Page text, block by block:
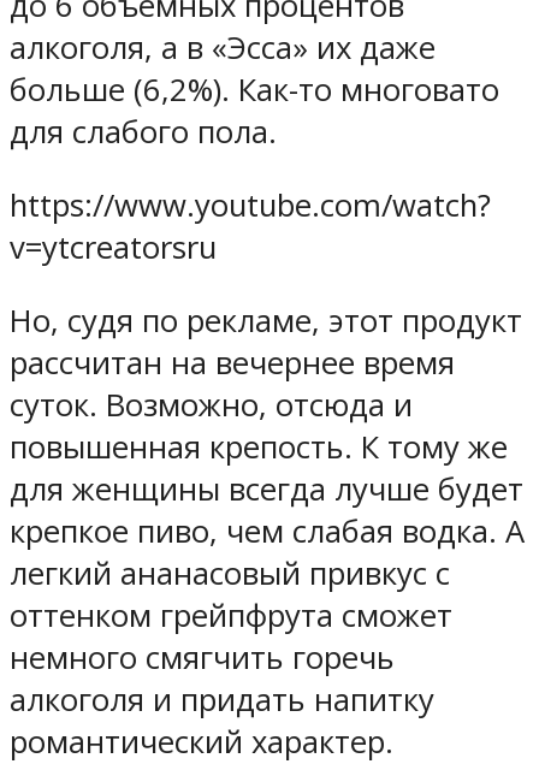
алкоголя, а в «Эсса» их даже
больше (6,2%). Как-то многовато
для слабого пола.
https://www.youtube.com/watch?
v=ytcreatorsru
Но, судя по рекламе, этот продукт
рассчитан на вечернее время
суток. Возможно, отсюда и
повышенная крепость. К тому же
для женщины всегда лучше будет
крепкое пиво, чем слабая водка. А
легкий ананасовый привкус с
оттенком грейпфрута сможет
немного смягчить горечь
алкоголя и придать напитку
романтический характер.